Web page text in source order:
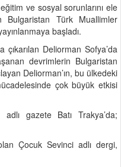
ve sosyal sorunlarını ele
Bulgaristan Türk Muallimler
başladı.
Deliorman Sofya’da
devrimlerin Bulgaristan
Deliorman’ın, bu ülkedeki
çok büyük etkisi
adlı gazete Batı Trakya’da;
Çocuk Sevinci adlı dergi,